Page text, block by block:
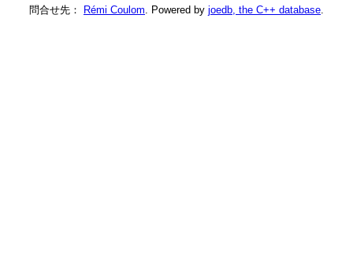
問合せ先： Rémi Coulom . Powered by joedb, the C++ database